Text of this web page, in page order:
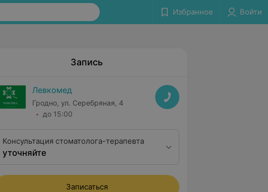
Избранное Войти
Запись
Левкомед
Гродно, ул. Серебряная, 4
до 15:00
Консультация стоматолога-терапевта
уточняйте
Записаться